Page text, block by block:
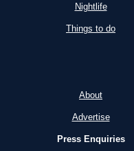
Nightlife
Things to do
About
Advertise
Press Enquiries